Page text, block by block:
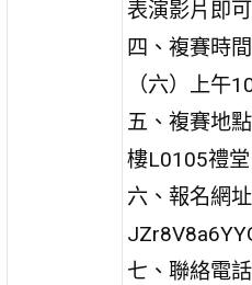
表演影片即可
四、複賽時
（六）上午
五、複賽地
樓L0105禮堂
六、報名網
七、聯絡電